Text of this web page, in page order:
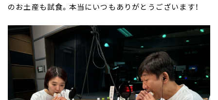
のお土産も試食。本当にいつもありがとうございます！